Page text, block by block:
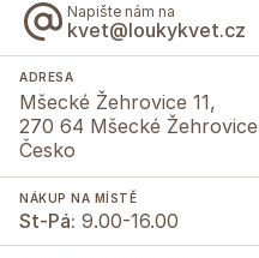
Napište nám na
kvet@loukykvet.cz
ADRESA
Mšecké Žehrovice 11,
270 64 Mšecké Žehrovice
Česko
NÁKUP NA MÍSTĚ
St-Pá: 9.00-16.00